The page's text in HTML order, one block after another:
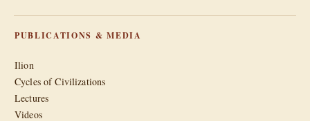
PUBLICATIONS & MEDIA
Ilion
Cycles of Civilizations
Lectures
Videos